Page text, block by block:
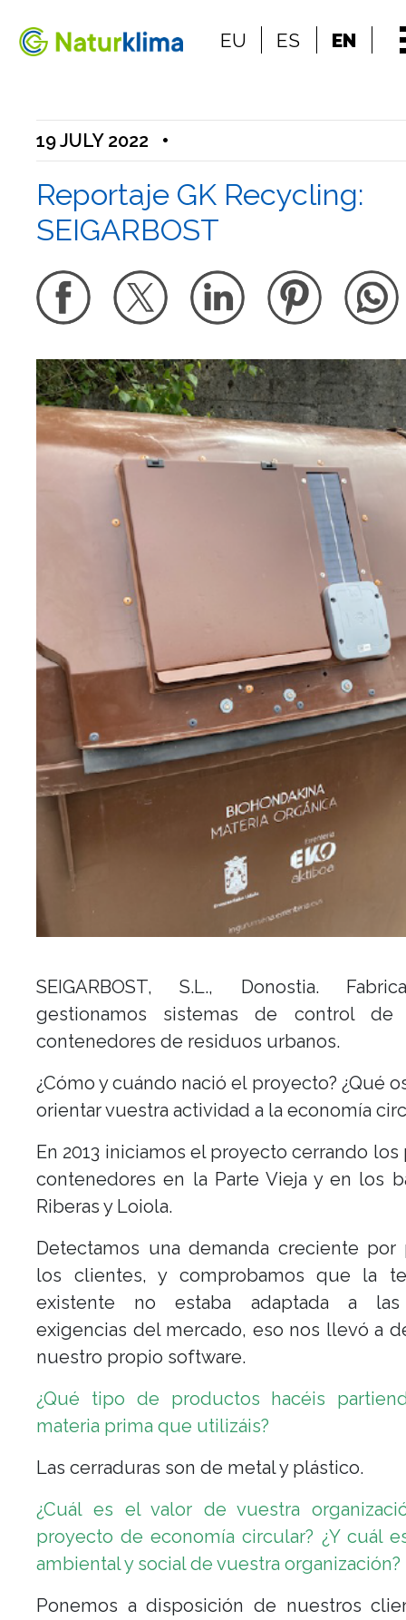
Go to the content
EU ES EN
19 JULY 2022 •
Reportaje GK Recycling:
SEIGARBOST
SEIGARBOST, S.L., Donostia.
gestionamos sistemas de control
contenedores de residuos urbanos.
¿Cómo y cuándo nació el proyecto? ¿Qué
orientar vuestra actividad a la economía
En 2013 iniciamos el proyecto cerrando
contenedores en la Parte Vieja y en los
Riberas y Loiola.
Detectamos una demanda creciente por
los clientes, y comprobamos que la
existente no estaba adaptada a las
exigencias del mercado, eso nos llevó a
nuestro propio software.
¿Qué tipo de productos hacéis
materia prima que utilizáis?
Las cerraduras son de metal y plástico.
¿Cuál es el valor de vuestra
proyecto de economía circular? ¿Y cuál
ambiental y social de vuestra organización?
Ponemos a disposición de nuestros